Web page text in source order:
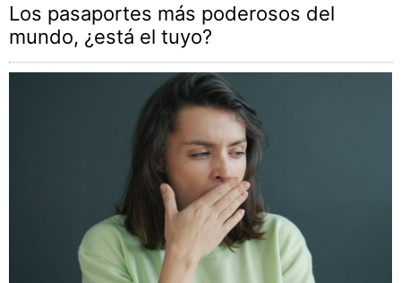
Los pasaportes más poderosos del
mundo, ¿está el tuyo?